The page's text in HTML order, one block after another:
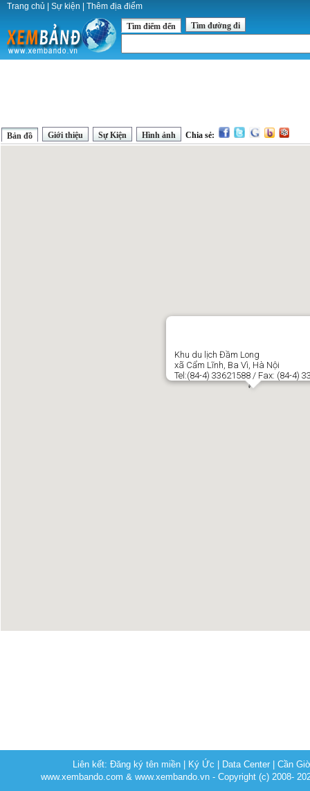
Trang chủ Sự kiện Thêm địa điểm
Tìm điểm đến Tìm đường đi
Bản đồ Giới thiệu Sự Kiện Hình ảnh Chia sẻ:
Khu du lịch Đầm Long
xã Cẩm Lĩnh, Ba Vì, Hà Nội
Tel:(84-4) 33621588 / Fax: (84-4)
Liên kết:Đăng ký tên miền Ký Ức Data Center |Cần
www.xembando.com & www.xembando.vn - Copyright (c) 2008-